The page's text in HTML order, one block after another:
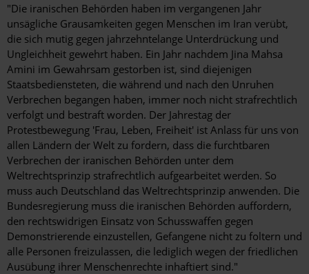
"Die iranischen Behörden haben im vergangenen Jahr
unsägliche Grausamkeiten gegen Menschen im Iran verübt,
die sich mutig gegen jahrzehntelange Unterdrückung und
Ungleichheit gewehrt haben. Ein Jahr nachdem Jina Mahsa
Amini im Gewahrsam gestorben ist, sind diejenigen
Staatsbediensteten, die während und nach den Unruhen
Verbrechen begangen haben, immer noch nicht strafrechtlich
verfolgt und bestraft worden. Der Jahrestag der
Protestbewegung 'Frau, Leben, Freiheit' ist Anlass für uns von
allen Ländern der Welt zu fordern, dass die furchtbaren
Verbrechen der iranischen Behörden unter dem
Weltrechtsprinzip strafrechtlich aufgearbeitet werden. So
muss auch Deutschland das Weltrechtsprinzip anwenden. Die
Bundesregierung muss die iranischen Behörden auffordern,
den rechtswidrigen Einsatz von Schusswaffen gegen
Demonstrierende einzustellen, Gefangene nicht zu foltern und
alle Personen freizulassen, die lediglich wegen der friedlichen
Ausübung ihrer Menschenrechte inhaftiert sind."